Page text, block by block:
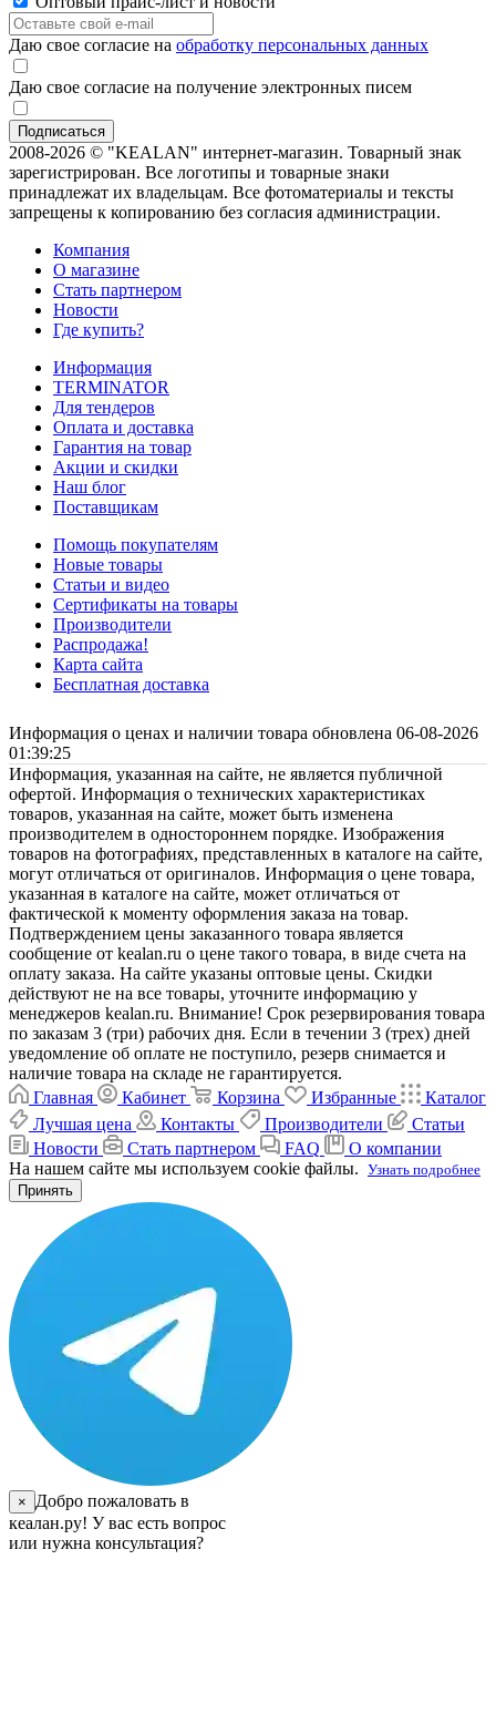
Даю свое согласие на обработку персональных данных
Даю свое согласие на получение электронных писем
2008-2026 © "KEALAN" интернет-магазин. Товарный знак
зарегистрирован. Все логотипы и товарные знаки
принадлежат их владельцам. Все фотоматериалы и тексты
запрещены к копированию без согласия администрации.
Компания
О магазине
Стать партнером
Новости
Где купить?
Информация
TERMINATOR
Для тендеров
Оплата и доставка
Гарантия на товар
Акции и скидки
Наш блог
Поставщикам
Помощь покупателям
Новые товары
Статьи и видео
Сертификаты на товары
Производители
Распродажа!
Карта сайта
Бесплатная доставка
Информация о ценах и наличии товара обновлена 06-08-2026
01:39:25
Информация, указанная на сайте, не является публичной
офертой. Информация о технических характеристиках
товаров, указанная на сайте, может быть изменена
производителем в одностороннем порядке. Изображения
товаров на фотографиях, представленных в каталоге на сайте,
могут отличаться от оригиналов. Информация о цене товара,
указанная в каталоге на сайте, может отличаться от
фактической к моменту оформления заказа на товар.
Подтверждением цены заказанного товара является
сообщение от kealan.ru о цене такого товара, в виде счета на
оплату заказа. На сайте указаны оптовые цены. Скидки
действуют не на все товары, уточните информацию у
менеджеров kealan.ru. Внимание! Срок резервирования товара
по заказам 3 (три) рабочих дня. Если в течении 3 (трех) дней
уведомление об оплате не поступило, резерв снимается и
наличие товара на складе не гарантируется.
Главная
Кабинет Корзина Избранные
Каталог
Лучшая цена
Контакты Производители
Статьи
Новости
Стать партнером FAQ
О компании
На нашем сайте мы используем cookie файлы. Узнать подробнее
Принять
×
Добро пожаловать в
кеалан.ру! У вас есть вопрос
или нужна консультация?